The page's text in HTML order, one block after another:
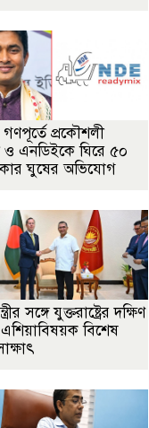
গণপূর্তে প্রকৌশলী
ও এনডিইকে ঘিরে ৫০
ঘুষের অভিযোগ
সঙ্গে যুক্তরাষ্ট্রের দক্ষিণ
বিশেষ